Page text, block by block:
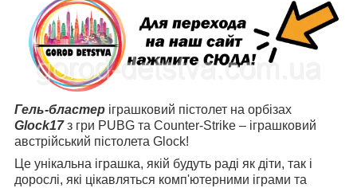
Гель-бластер іграшковий пістолет на орбізах
Glock17з гри PUBG та Counter-Strike – іграшковий
австрійський пістолета Glock!
Це унікальна іграшка, якій будуть раді як діти, так і
дорослі, які цікавляться комп'ютерними іграми та